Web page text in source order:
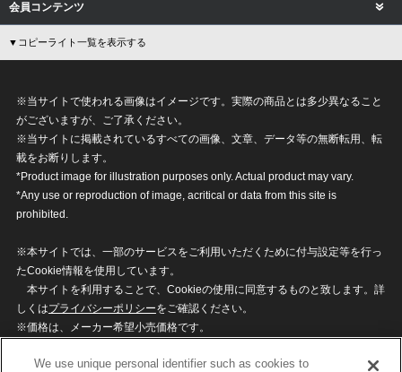
会員コンテンツ
▼コピーライト一覧を表示する
※当サイトで使われる画像はイメージです。実際の商品とは多少異なること
がございますが、ご了承ください。
※当サイトに掲載されているすべての画像、文章、データ等の無断転用、転
載をお断りします。
*Product image for illustration purposes only. Actual product may vary.
*Any use or reproduction of image, acritical or data from this site is
prohibited.
※本サイトでは、一部のサービスをご利用いただくために付与設定等を行っ
たCookie情報を使用しています。
本サイトを利用することで、Cookieの使用に同意するものと致します。詳
しくはプライバシーポリシーをご確認ください。
※価格は、メーカー希望小売価格です。
ざいますのでご了承ください。
We use unique personal identifier such as cookies to